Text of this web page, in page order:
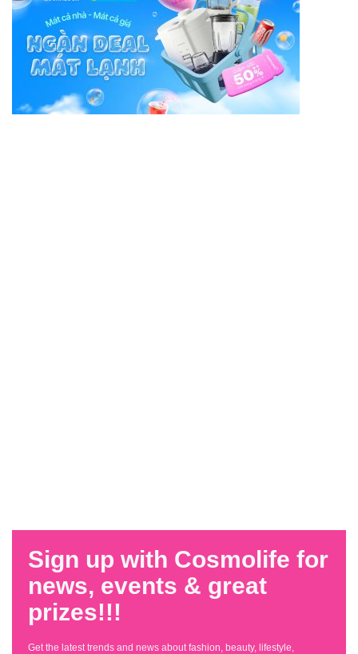
Sign up with Cosmolife for
news, events & great
prizes!!!
Get the latest trends and news about fashion, beauty, lifestyle,